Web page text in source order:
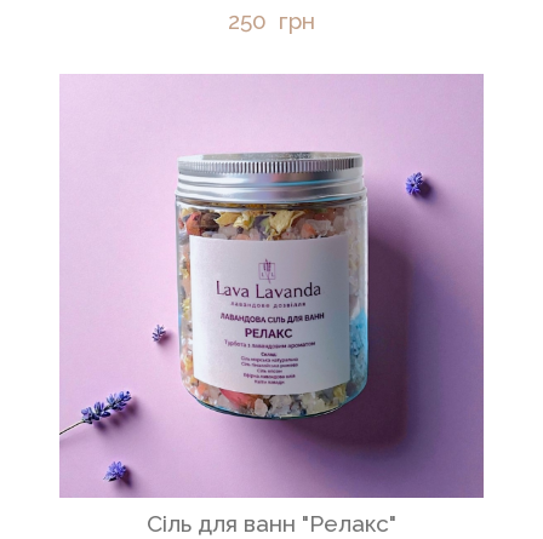
250  грн
Сіль для ванн "Релакс"